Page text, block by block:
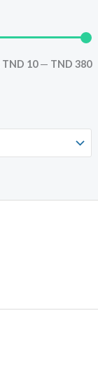
r
i
r
i
TND 10— TND 380